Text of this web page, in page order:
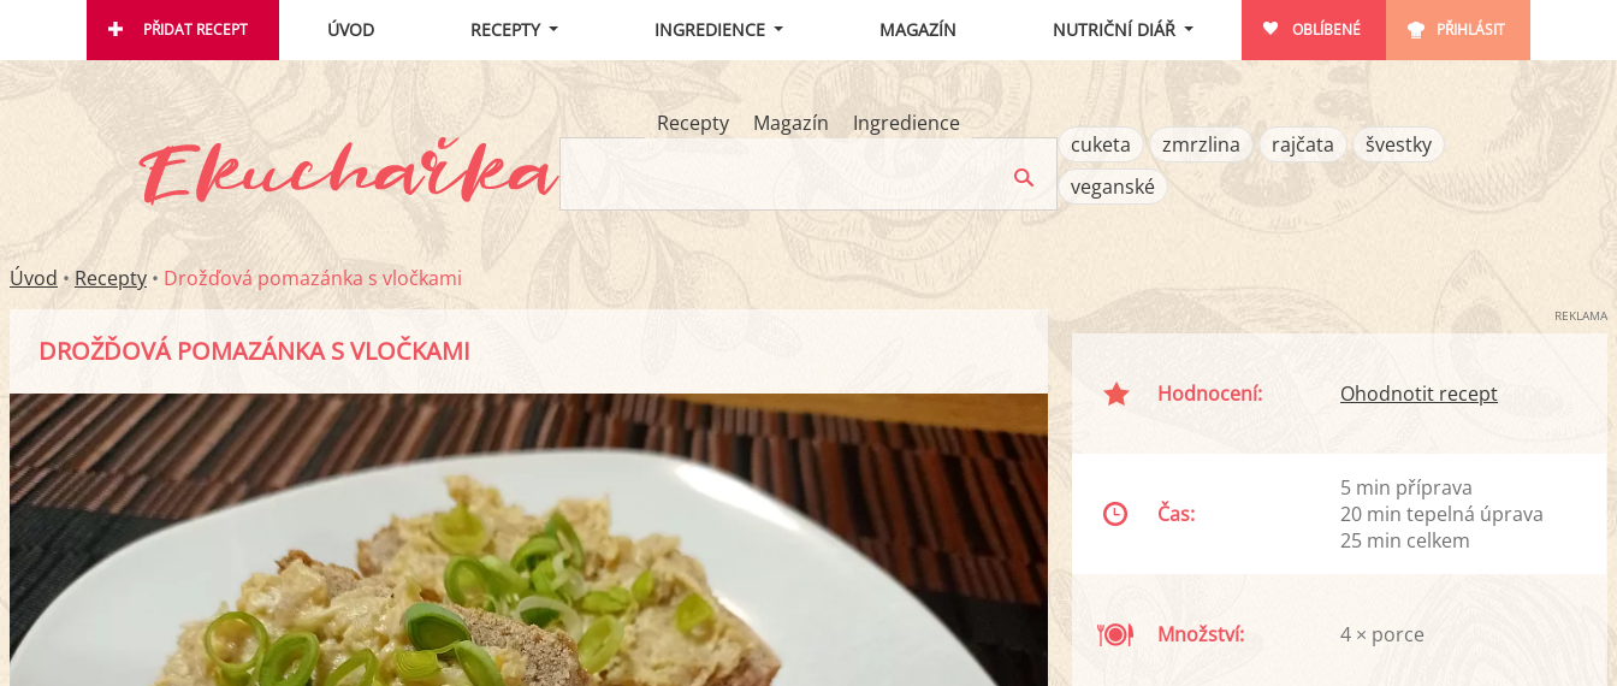
PŘIDAT RECEPT ÚVOD RECEPTY INGREDIENCE MAGAZÍN NUTRIČNÍ DIÁŘ OBLÍBENÉ PŘIHLÁSIT
Recepty Magazín
Ingredience
cuketa
zmrzlina rajčata
švestky
veganské
Úvod • Recepty • Drožďová pomazánka s vločkami
DROŽĎOVÁ POMAZÁNKA S VLOČKAMI
REKLAMA
Hodnocení: Ohodnotit recept
Čas:
5 min příprava
20 min tepelná úprava
25 min celkem
Množství: 4 × porce